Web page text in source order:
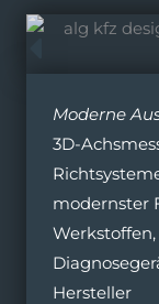
Moderne
3D-
modernster
Hersteller